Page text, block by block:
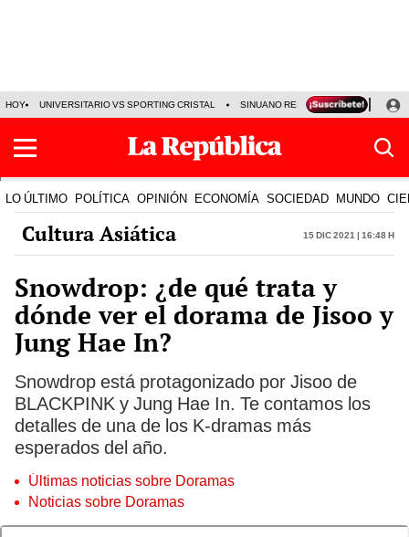
HOY UNIVERSITARIO VS SPORTING CRISTAL SINUANO RESULTADOS HOY
LO ÚLTIMO POLÍTICA OPINIÓN ECONOMÍA SOCIEDAD MUNDO
Cultura Asiática 15 Dic 2021 | 16:48 h
Snowdrop: ¿de qué trata y
dónde ver el dorama de Jisoo y
Jung Hae In?
Snowdrop está protagonizado por Jisoo de
BLACKPINK y Jung Hae In. Te contamos los
detalles de una de los K-dramas más
esperados del año.
Últimas noticias sobre Doramas
Noticias sobre Doramas